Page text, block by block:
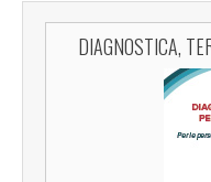
DIAGNOSTICA,